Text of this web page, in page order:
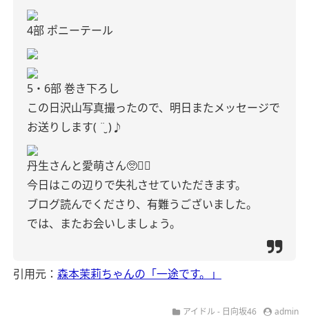
4部 ポニーテール
5・6部 巻き下ろし
この日沢山写真撮ったので、明日またメッセージで
お送りします( ¨̮ )♪
丹生さんと愛萌さん🥺✊🏻
今日はこの辺りで失礼させていただきます。
ブログ読んでくださり、有難うございました。
では、またお会いしましょう。
引用元： 森本茉莉ちゃんの「一途です。」
アイドル - 日向坂46 admin